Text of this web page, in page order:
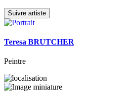
Suivre artiste
Teresa BRUTCHER
Peintre